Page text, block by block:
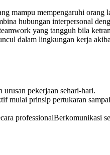
mampu mempengaruhi
hubungan interpersonal
yang tangguh bila
dalam lingkungan kerja
pekerjaan sehari-hari.
mulai prinsip pertukaran
professionalBerkomunikasi